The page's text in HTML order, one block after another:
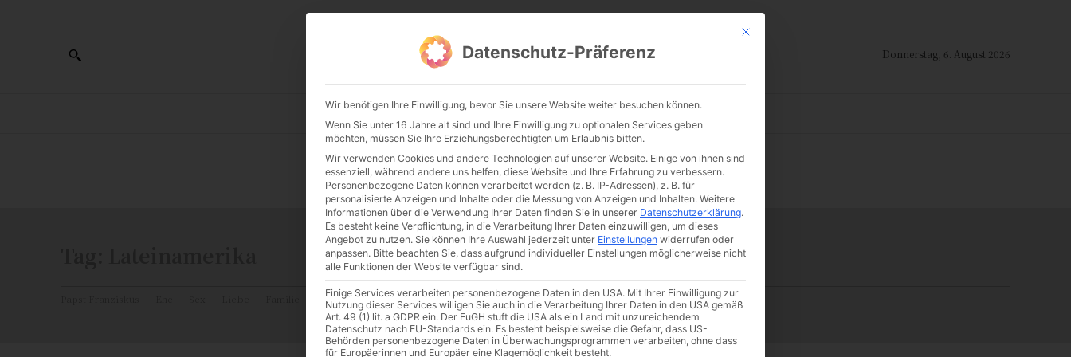
CATHWALK.DE Donnerstag, 6. August 2026
ALTE MESSE GLAUBE KULTUR FRÖMMIGKEIT TRADITION
Katholizismus Franziskus 50 Jahre Humanae vitae Katholische Kirche
Mit diesem Button wird der Dialog geschlossen. Seine Funktionalität ist
Datenschutz-Präferenz
Wir benötigen Ihre Einwilligung, bevor Sie unsere Website weiter besuchen können.
Wenn Sie unter 16 Jahre alt sind und Ihre Einwilligung zu optionalen Services geben
möchten, müssen Sie Ihre Erziehungsberechtigten um Erlaubnis bitten.
Wir verwenden Cookies und andere Technologien auf unserer Website. Einige von ihnen sind
essenziell, während andere uns helfen, diese Website und Ihre Erfahrung zu verbessern.
Personenbezogene Daten können verarbeitet werden (z. B. IP-Adressen), z. B. für
personalisierte Anzeigen und Inhalte oder die Messung von Anzeigen und Inhalten. Weitere
Informationen über die Verwendung Ihrer Daten finden Sie in unserer Datenschutzerklärung.
Es besteht keine Verpflichtung, in die Verarbeitung Ihrer Daten einzuwilligen, um dieses
Angebot zu nutzen. Sie können Ihre Auswahl jederzeit unter Einstellungen widerrufen oder
anpassen. Bitte beachten Sie, dass aufgrund individueller Einstellungen möglicherweise nicht
alle Funktionen der Website verfügbar sind.
Einige Services verarbeiten personenbezogene Daten in den USA. Mit Ihrer Einwilligung zur
Nutzung dieser Services willigen Sie auch in die Verarbeitung Ihrer Daten in den USA gemäß
Art. 49 (1) lit. a GDPR ein. Der EuGH stuft die USA als ein Land mit unzureichendem
Datenschutz nach EU-Standards ein. Es besteht beispielsweise die Gefahr, dass US-
Behörden personenbezogene Daten in Überwachungsprogrammen verarbeiten, ohne dass
für Europäerinnen und Europäer eine Klagemöglichkeit besteht.